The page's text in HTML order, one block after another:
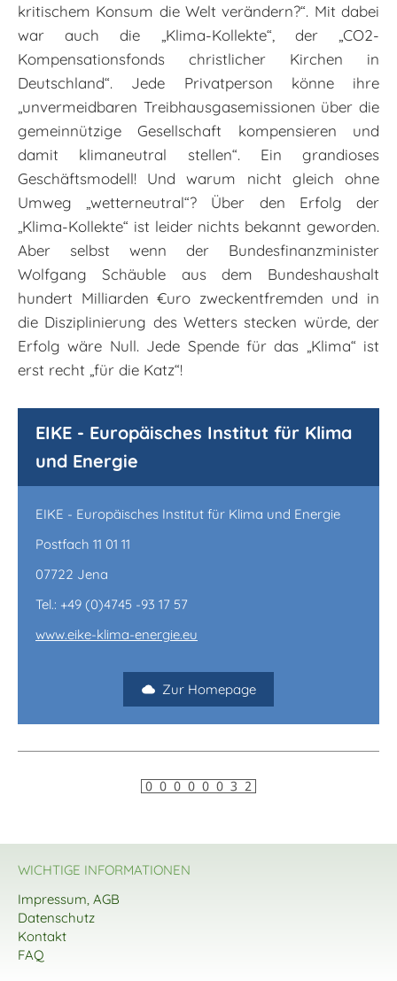
kritischem Konsum die Welt verändern?“. Mit dabei
war auch die „Klima-Kollekte“, der „CO2-
Kompensationsfonds christlicher Kirchen in
Deutschland“. Jede Privatperson könne ihre
„unvermeidbaren Treibhausgasemissionen über die
gemeinnützige Gesellschaft kompensieren und
damit klimaneutral stellen“. Ein grandioses
Geschäftsmodell! Und warum nicht gleich ohne
Umweg „wetterneutral“? Über den Erfolg der
„Klima-Kollekte“ ist leider nichts bekannt geworden.
Aber selbst wenn der Bundesfinanzminister
Wolfgang Schäuble aus dem Bundeshaushalt
hundert Milliarden €uro zweckentfremden und in
die Disziplinierung des Wetters stecken würde, der
Erfolg wäre Null. Jede Spende für das „Klima“ ist
erst recht „für die Katz“!
EIKE - Europäisches Institut für Klima
und Energie
EIKE - Europäisches Institut für Klima und Energie
Postfach 11 01 11
07722 Jena
Tel.: +49 (0)4745 -93 17 57
www.eike-klima-energie.eu
Zur Homepage
WICHTIGE INFORMATIONEN
Impressum, AGB
Datenschutz
Kontakt
FAQ